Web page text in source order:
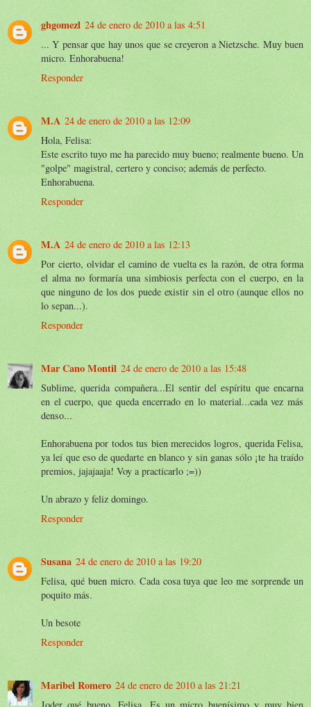
ghgomezl 24 de enero de 2010 a las 4:51
... Y pensar que hay unos que se creyeron a Nietzsche. Muy buen
micro. Enhorabuena!
Responder
M.A 24 de enero de 2010 a las 12:09
Hola, Felisa:
Este escrito tuyo me ha parecido muy bueno; realmente bueno. Un
"golpe" magistral, certero y conciso; además de perfecto.
Enhorabuena.
Responder
M.A 24 de enero de 2010 a las 12:13
Por cierto, olvidar el camino de vuelta es la razón, de otra forma
el alma no formaría una simbiosis perfecta con el cuerpo, en la
que ninguno de los dos puede existir sin el otro (aunque ellos no
lo sepan...).
Responder
Mar Cano Montil 24 de enero de 2010 a las 15:48
Sublime, querida compañera...El sentir del espíritu que encarna
en el cuerpo, que queda encerrado en lo material...cada vez más
denso...
Enhorabuena por todos tus bien merecidos logros, querida Felisa,
ya leí que eso de quedarte en blanco y sin ganas sólo ¡te ha traído
premios, jajajaaja! Voy a practicarlo ;=))
Un abrazo y feliz domingo.
Responder
Susana 24 de enero de 2010 a las 19:20
Felisa, qué buen micro. Cada cosa tuya que leo me sorprende un
poquito más.
Un besote
Responder
Maribel Romero 24 de enero de 2010 a las 21:21